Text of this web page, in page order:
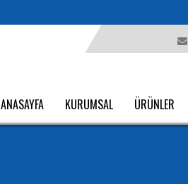
ANASAYFA KURUMSAL ÜRÜNLER